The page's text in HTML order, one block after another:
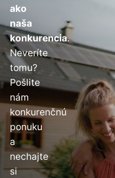
ako
naša
konkurencia.
Neveríte
tomu?
Pošlite
nám
konkurenčnú
ponuku
a
nechajte
si